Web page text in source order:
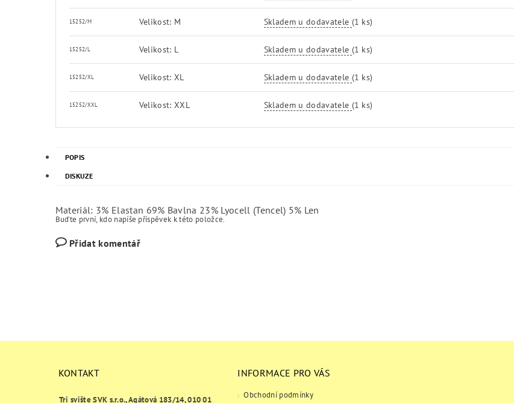
15252/M Velikost: M Skladem u dodavatele (1 ks)
15252/L Velikost: L Skladem u dodavatele (1 ks)
15252/XL Velikost: XL Skladem u dodavatele (1 ks)
15252/XXL Velikost: XXL Skladem u dodavatele (1 ks)
POPIS
DISKUZE
Materiál: 3% Elastan 69% Bavlna 23% Lyocell (Tencel) 5% Len
Buďte první, kdo napíše příspěvek k této položce.
Přidat komentář
KONTAKT
Tri svište SVK s.r.o., Agátová 183/14, 010 01
INFORMACE PRO VÁS
Obchodní podmínky